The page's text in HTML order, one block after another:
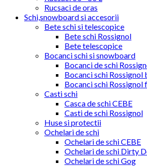
Rucsaci de oras
Schi,snowboard si accesorii
Bete schi si telescopice
Bete schi Rossignol
Bete telescopice
Bocanci schi si snowboard
Bocanci de schi
Bocanci schi Rossignol
Bocanci schi Rossignol
Casti schi
Casca de schi CEBE
Casti de schi Rossignol
Huse si protectii
Ochelari de schi
Ochelari de schi CEBE
Ochelari de schi Dirty
Ochelari de schi Gog